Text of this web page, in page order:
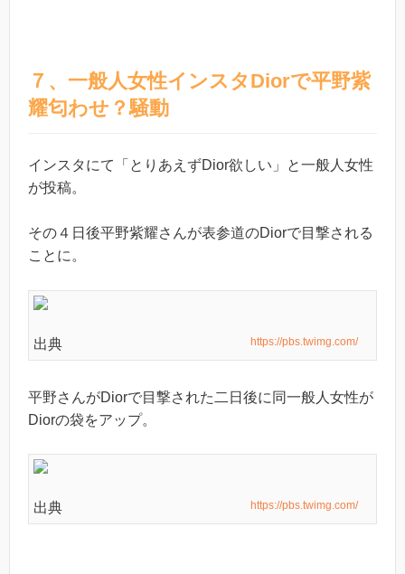
７、一般人女性インスタDiorで平野紫
耀匂わせ？騒動
インスタにて「とりあえずDior欲しい」と一般人女性
が投稿。
その４日後平野紫耀さんが表参道のDiorで目撃される
ことに。
出典 https://pbs.twimg.com/
平野さんがDiorで目撃された二日後に同一般人女性が
Diorの袋をアップ。
出典 https://pbs.twimg.com/